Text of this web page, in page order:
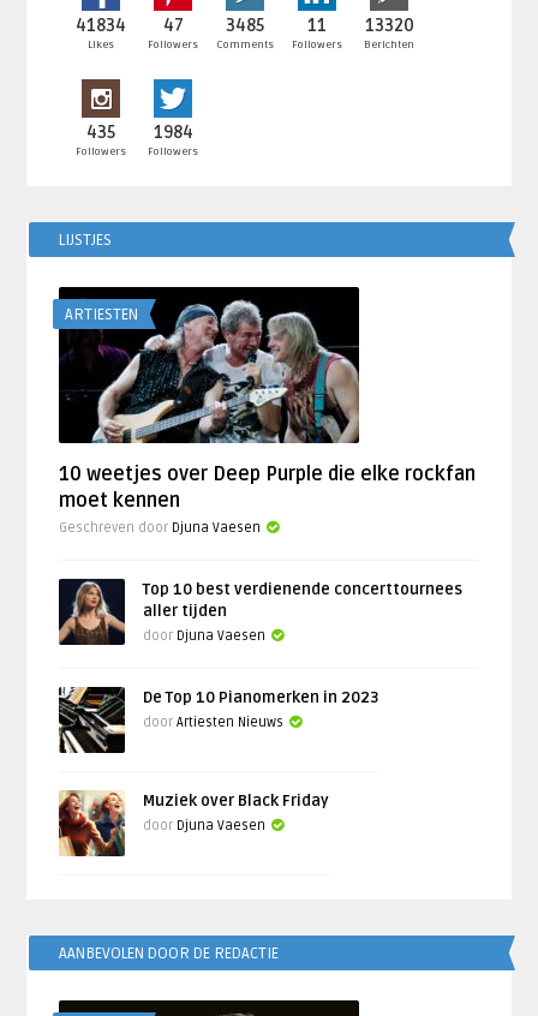
41834
Likes
47
Followers
3485
Comments
11
Followers
13320
Berichten
435
Followers
1984
Followers
LIJSTJES
ARTIESTEN
10 weetjes over Deep Purple die elke rockfan
moet kennen
Geschreven door Djuna Vaesen
Top 10 best verdienende concerttournees
aller tijden
door Djuna Vaesen
De Top 10 Pianomerken in 2023
doorArtiesten Nieuws
Muziek over Black Friday
door Djuna Vaesen
AANBEVOLEN DOOR DE REDACTIE